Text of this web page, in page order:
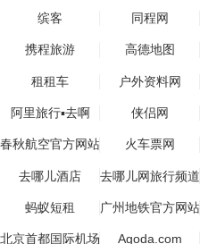
缤客 同程网
携程旅游 高德地图
租租车 户外资料网
阿里旅行▪去啊 侠侣网
春秋航空官方网站 火车票网
去哪儿酒店 去哪儿网旅行频道
蚂蚁短租 广州地铁官方网站
北京首都国际机场 Agoda.com